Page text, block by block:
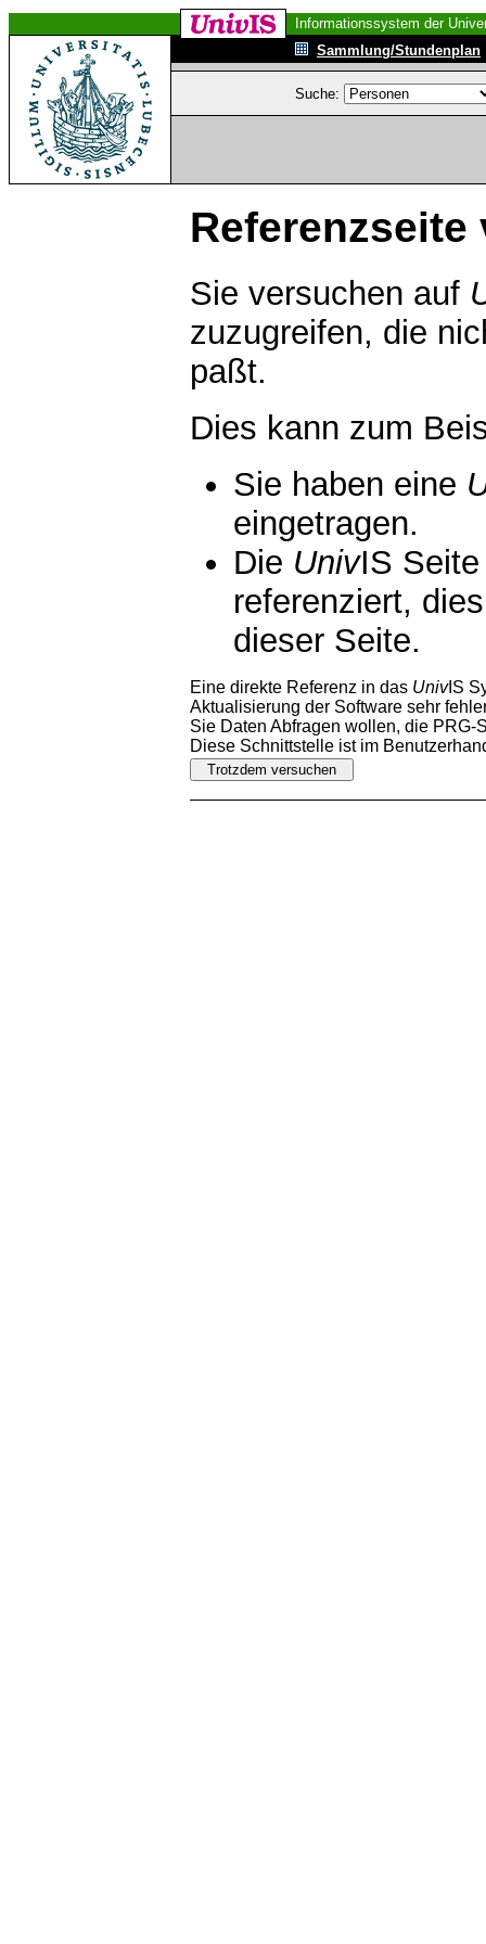
Informationssystem der
Sammlung/Stundenplan
Suche:
Referenzseite
Sie versuchen auf
zuzugreifen, die
paßt.
Dies kann zum
Sie haben eine
eingetragen.
Die UnivIS
referenziert,
dieser Seite.
Eine direkte Referenz in das UnivIS
Aktualisierung der Software sehr
Sie Daten Abfragen wollen, die PRG-
Diese Schnittstelle ist im